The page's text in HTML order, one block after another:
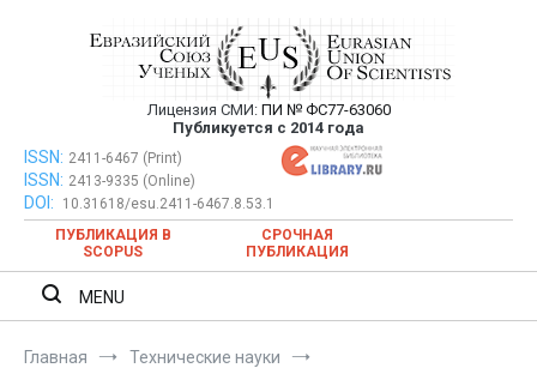
Евразийский Союз Ученых —
публикация научных статей в
ежемесячном научном журнале
Лицензия СМИ: ПИ № ФС77-63060
Публикуется с 2014 года
Евразийский Союз Ученых — публикация научных статей в
ежемесячном научном журнале
ISSN: 2411-6467 (Print)
ISSN: 2413-9335 (Online)
DOI:
10.31618/esu.2411-6467.8.53.1
ПУБЛИКАЦИЯ В
SCOPUS
СРОЧНАЯ
ПУБЛИКАЦИЯ
MENU
Главная
Технические науки